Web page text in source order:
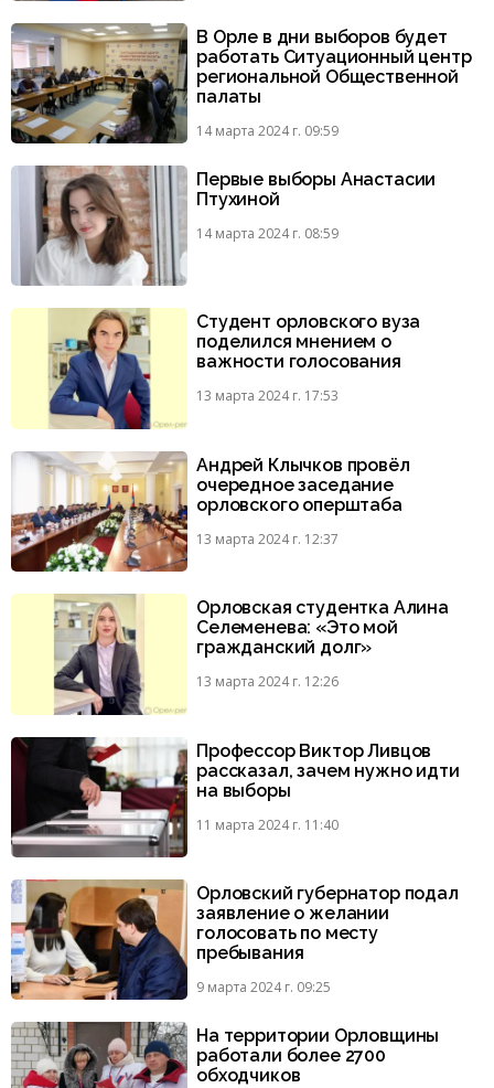
В Орле в дни выборов будет
работать Ситуационный центр
региональной Общественной
палаты
14 марта 2024 г. 09:59
Первые выборы Анастасии
Птухиной
14 марта 2024 г. 08:59
Студент орловского вуза
поделился мнением о
важности голосования
13 марта 2024 г. 17:53
Андрей Клычков провёл
очередное заседание
орловского оперштаба
13 марта 2024 г. 12:37
Орловская студентка Алина
Селеменева: «Это мой
гражданский долг»
13 марта 2024 г. 12:26
Профессор Виктор Ливцов
рассказал, зачем нужно идти
на выборы
11 марта 2024 г. 11:40
Орловский губернатор подал
заявление о желании
голосовать по месту
пребывания
9 марта 2024 г. 09:25
На территории Орловщины
работали более 2700
обходчиков